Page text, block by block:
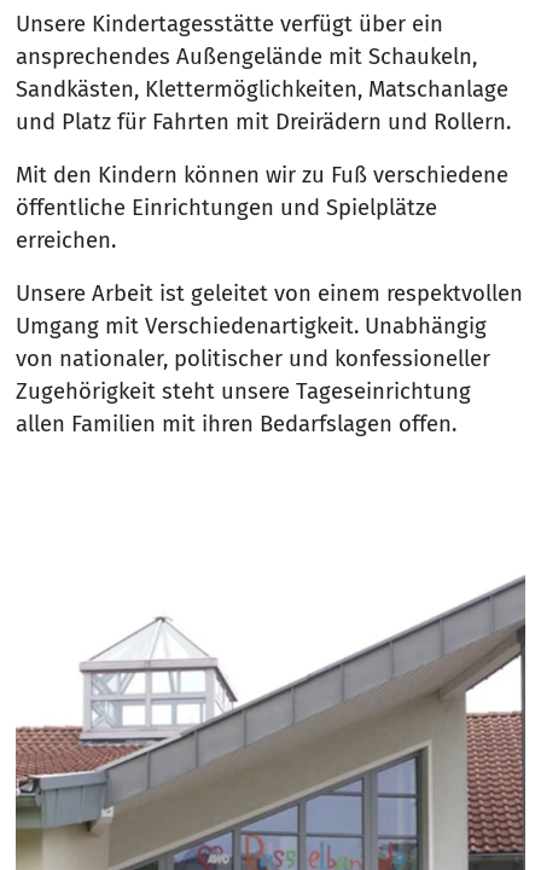
Unsere Kindertagesstätte verfügt über ein
ansprechendes Außengelände mit Schaukeln,
Sandkästen, Klettermöglichkeiten, Matschanlage
und Platz für Fahrten mit Dreirädern und Rollern.
Mit den Kindern können wir zu Fuß verschiedene
öffentliche Einrichtungen und Spielplätze
erreichen.
Unsere Arbeit ist geleitet von einem respektvollen
Umgang mit Verschiedenartigkeit. Unabhängig
von nationaler, politischer und konfessioneller
Zugehörigkeit steht unsere Tageseinrichtung
allen Familien mit ihren Bedarfslagen offen.